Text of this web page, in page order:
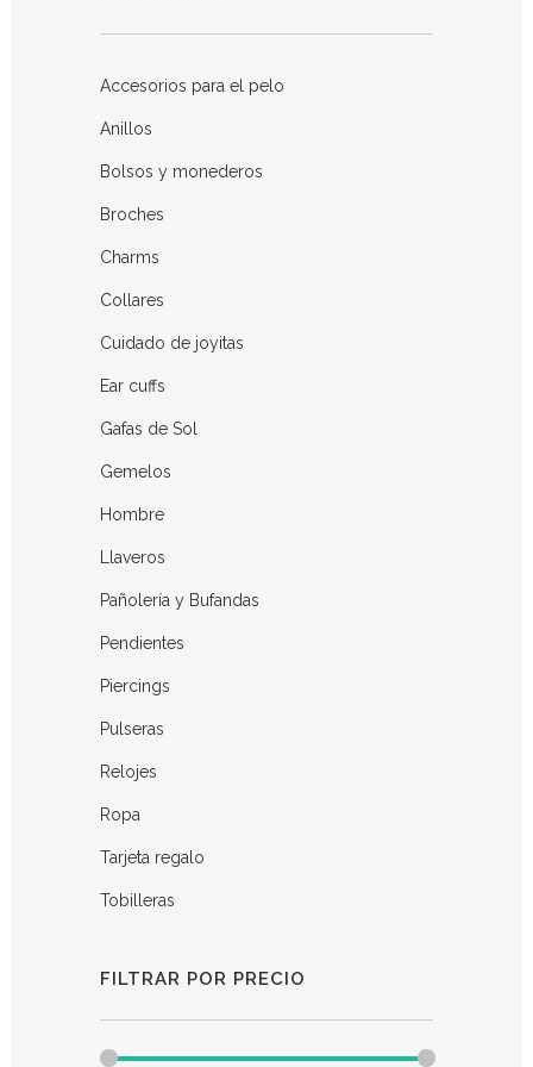
Accesorios para el pelo
Anillos
Bolsos y monederos
Broches
Charms
Collares
Cuidado de joyitas
Ear cuffs
Gafas de Sol
Gemelos
Hombre
Llaveros
Pañolería y Bufandas
Pendientes
Piercings
Pulseras
Relojes
Ropa
Tarjeta regalo
Tobilleras
FILTRAR POR PRECIO